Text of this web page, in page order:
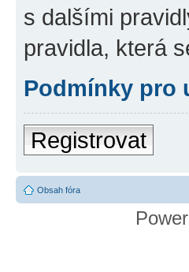
s dalšími
pravidla, která
Podmínky pro
Registrovat
Obsah fóra